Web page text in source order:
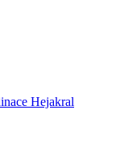
Hejakral